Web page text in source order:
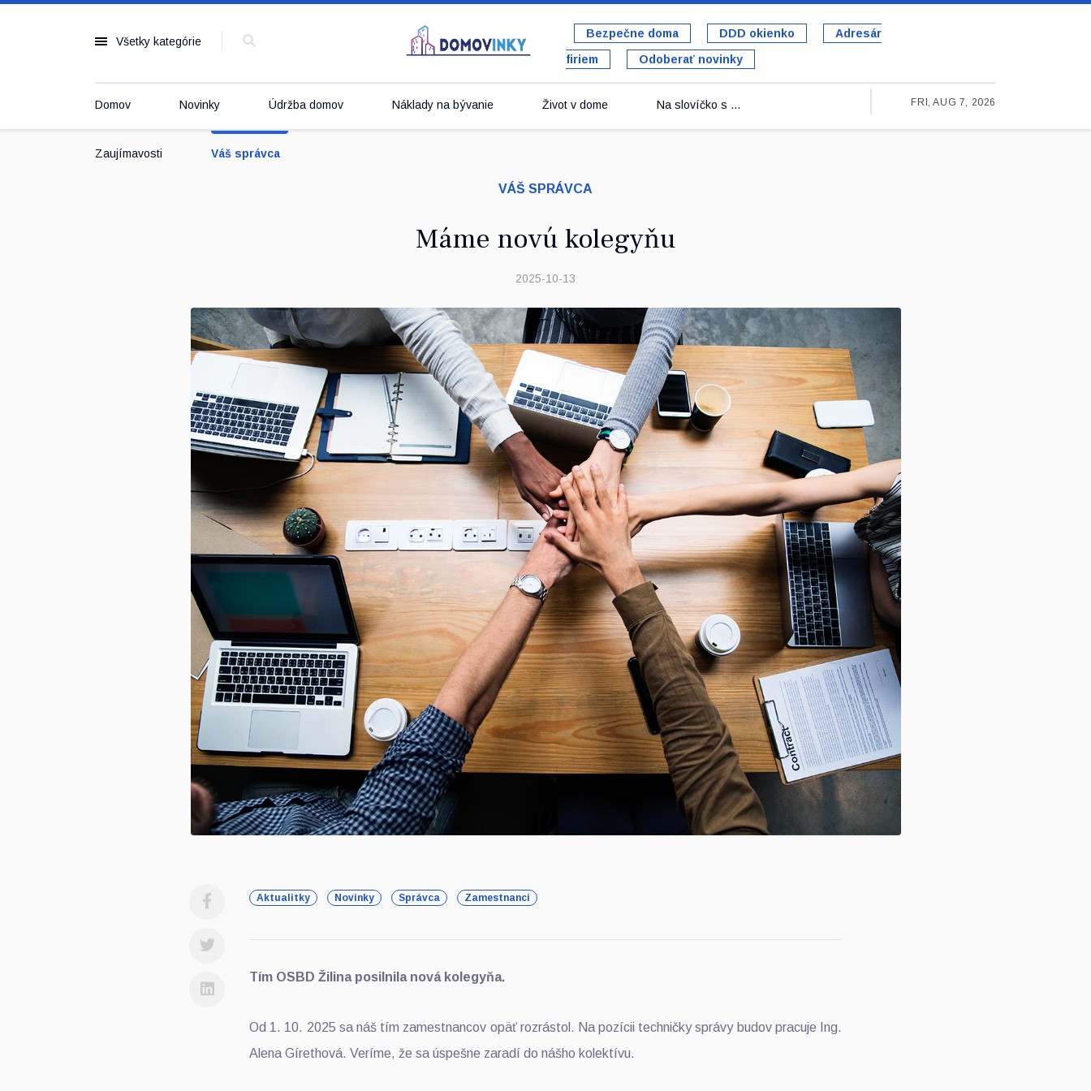
Všetky kategórie
Bezpečne doma DDD okienko
Adresár
firiem
Odoberať novinky
Domov Novinky Údržba domov Náklady na bývanie Život v dome Na slovíčko s ...
Zaujímavosti Váš správca
FRI, AUG 7, 2026
VÁŠ SPRÁVCA
Máme novú kolegyňu
2025-10-13
Aktualitky Novinky Správca Zamestnanci
Tím OSBD Žilina posilnila nová kolegyňa.
Od 1. 10. 2025 sa náš tím zamestnancov opäť rozrástol. Na pozícii techničky správy budov pracuje Ing.
Alena Gírethová. Veríme, že sa úspešne zaradí do nášho kolektívu.